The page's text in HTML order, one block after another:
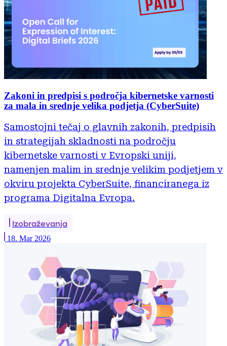
Zakoni in predpisi s področja kibernetske varnosti
za mala in srednje velika podjetja (CyberSuite)
Samostojni tečaj o glavnih zakonih, predpisih
in strategijah skladnosti na področju
kibernetske varnosti v Evropski uniji,
namenjen malim in srednje velikim podjetjem v
okviru projekta CyberSuite, financiranega iz
programa Digitalna Evropa.
Izobraževanja
18. Mar 2026